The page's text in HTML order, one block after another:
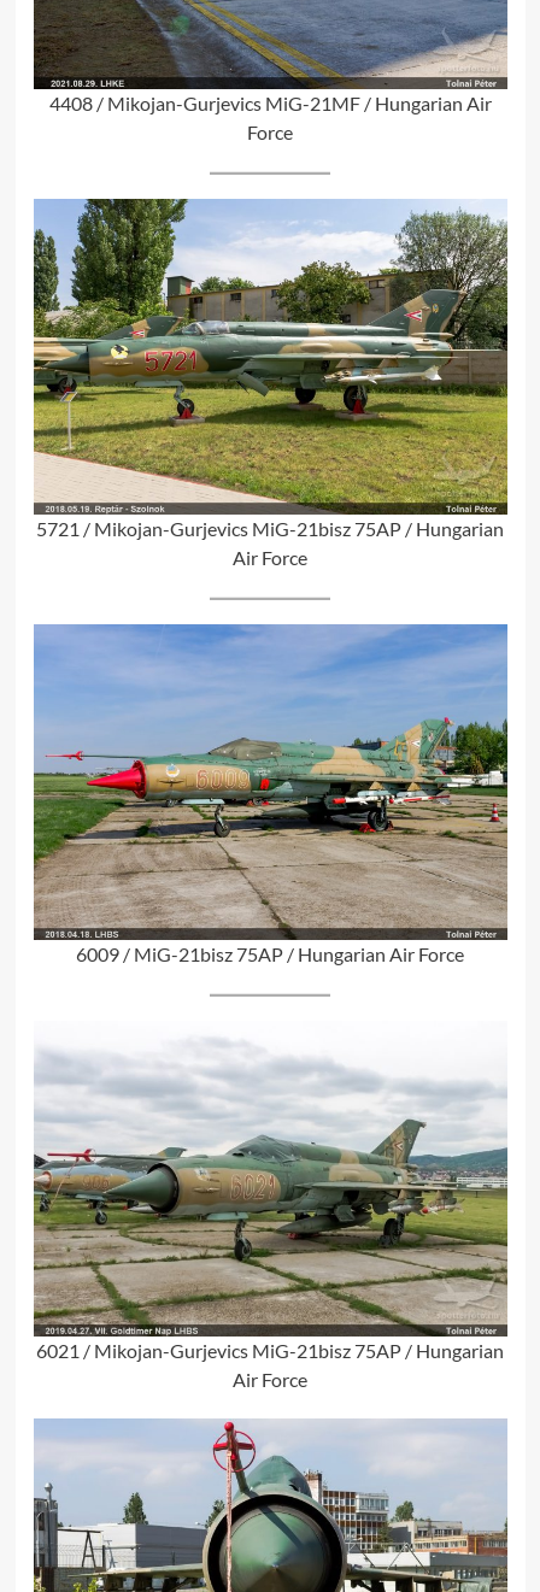
4408 / Mikojan-Gurjevics MiG-21MF / Hungarian Air
Force
5721 / Mikojan-Gurjevics MiG-21bisz 75AP / Hungarian
Air Force
6009 / MiG-21bisz 75AP / Hungarian Air Force
6021 / Mikojan-Gurjevics MiG-21bisz 75AP / Hungarian
Air Force